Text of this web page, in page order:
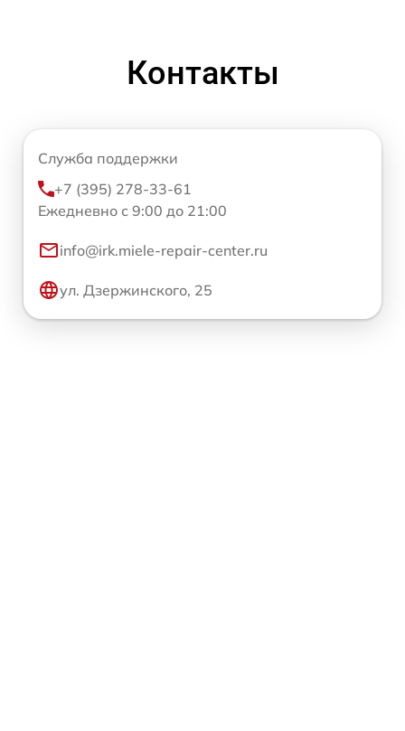
Контакты
Служба поддержки
+7 (395) 278-33-61
Ежедневно с 9:00 до 21:00
info@irk.miele-repair-center.ru
ул. Дзержинского, 25